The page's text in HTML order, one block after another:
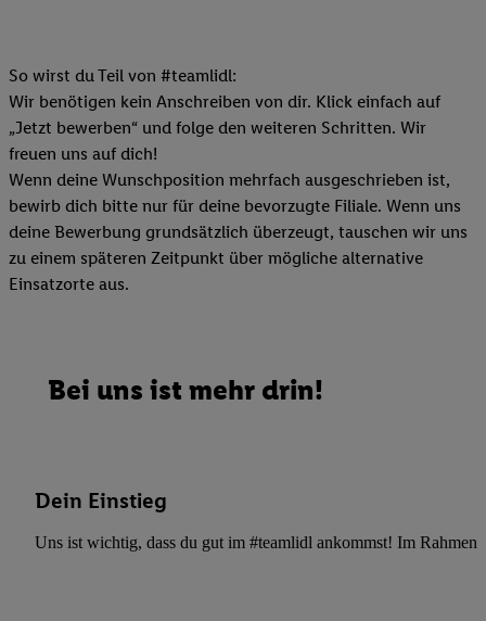
So wirst du Teil von #teamlidl:
Wir benötigen kein Anschreiben von dir. Klick einfach auf
„Jetzt bewerben“ und folge den weiteren Schritten. Wir
freuen uns auf dich!
Wenn deine Wunschposition mehrfach ausgeschrieben ist,
bewirb dich bitte nur für deine bevorzugte Filiale. Wenn uns
deine Bewerbung grundsätzlich überzeugt, tauschen wir uns
zu einem späteren Zeitpunkt über mögliche alternative
Einsatzorte aus.
Bei uns ist mehr drin!
Dein Einstieg
Uns ist wichtig, dass du gut im #teamlidl ankommst! Im Rahmen